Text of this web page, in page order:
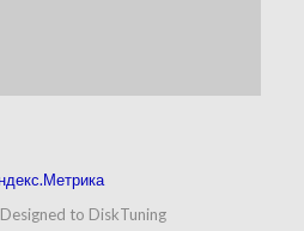
Designed to DiskTuning